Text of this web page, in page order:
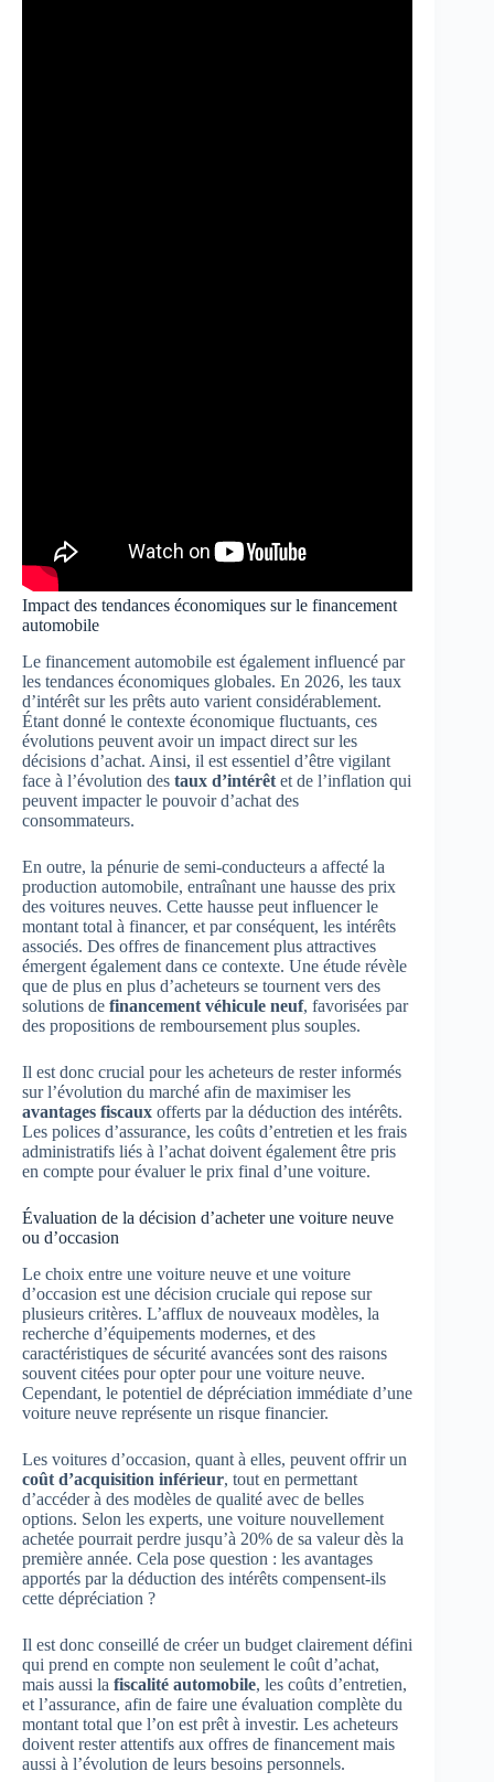
Impact des tendances économiques sur le financement
automobile
Le financement automobile est également influencé par
les tendances économiques globales. En 2026, les taux
d’intérêt sur les prêts auto varient considérablement.
Étant donné le contexte économique fluctuants, ces
évolutions peuvent avoir un impact direct sur les
décisions d’achat. Ainsi, il est essentiel d’être vigilant
face à l’évolution des taux d’intérêt et de l’inflation qui
peuvent impacter le pouvoir d’achat des
consommateurs.
En outre, la pénurie de semi-conducteurs a affecté la
production automobile, entraînant une hausse des prix
des voitures neuves. Cette hausse peut influencer le
montant total à financer, et par conséquent, les intérêts
associés. Des offres de financement plus attractives
émergent également dans ce contexte. Une étude révèle
que de plus en plus d’acheteurs se tournent vers des
solutions de financement véhicule neuf, favorisées par
des propositions de remboursement plus souples.
Il est donc crucial pour les acheteurs de rester informés
sur l’évolution du marché afin de maximiser les
avantages fiscaux offerts par la déduction des intérêts.
Les polices d’assurance, les coûts d’entretien et les frais
administratifs liés à l’achat doivent également être pris
en compte pour évaluer le prix final d’une voiture.
Évaluation de la décision d’acheter une voiture neuve
ou d’occasion
Le choix entre une voiture neuve et une voiture
d’occasion est une décision cruciale qui repose sur
plusieurs critères. L’afflux de nouveaux modèles, la
recherche d’équipements modernes, et des
caractéristiques de sécurité avancées sont des raisons
souvent citées pour opter pour une voiture neuve.
Cependant, le potentiel de dépréciation immédiate d’une
voiture neuve représente un risque financier.
Les voitures d’occasion, quant à elles, peuvent offrir un
coût d’acquisition inférieur, tout en permettant
d’accéder à des modèles de qualité avec de belles
options. Selon les experts, une voiture nouvellement
achetée pourrait perdre jusqu’à 20% de sa valeur dès la
première année. Cela pose question : les avantages
apportés par la déduction des intérêts compensent-ils
cette dépréciation ?
Il est donc conseillé de créer un budget clairement défini
qui prend en compte non seulement le coût d’achat,
mais aussi la fiscalité automobile, les coûts d’entretien,
et l’assurance, afin de faire une évaluation complète du
montant total que l’on est prêt à investir. Les acheteurs
doivent rester attentifs aux offres de financement mais
aussi à l’évolution de leurs besoins personnels.